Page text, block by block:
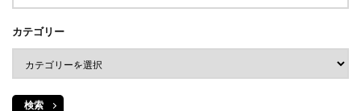
カテゴリー
検索